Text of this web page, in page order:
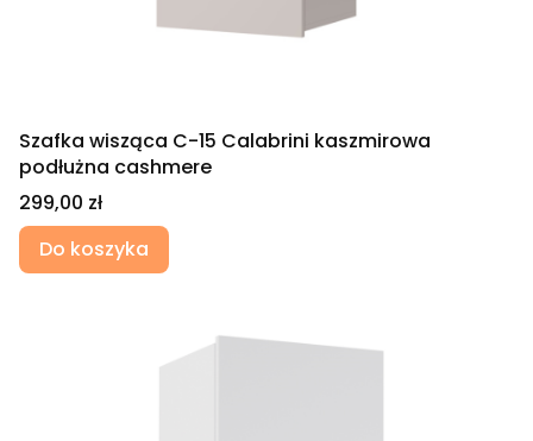
Szafka wisząca C-15 Calabrini kaszmirowa
podłużna cashmere
Cena
299,00 zł
Do koszyka